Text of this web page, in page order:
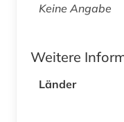
Keine Angabe
Weitere
Länder